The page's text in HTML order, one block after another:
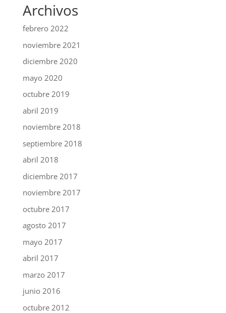
Archivos
febrero 2022
noviembre 2021
diciembre 2020
mayo 2020
octubre 2019
abril 2019
noviembre 2018
septiembre 2018
abril 2018
diciembre 2017
noviembre 2017
octubre 2017
agosto 2017
mayo 2017
abril 2017
marzo 2017
junio 2016
octubre 2012